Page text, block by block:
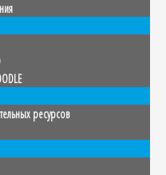
ресурсов